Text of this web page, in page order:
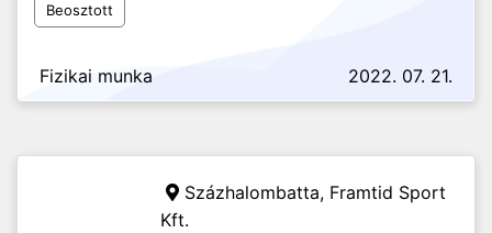
Beosztott
Fizikai munka 2022. 07. 21.
Százhalombatta, Framtid Sport
Kft.